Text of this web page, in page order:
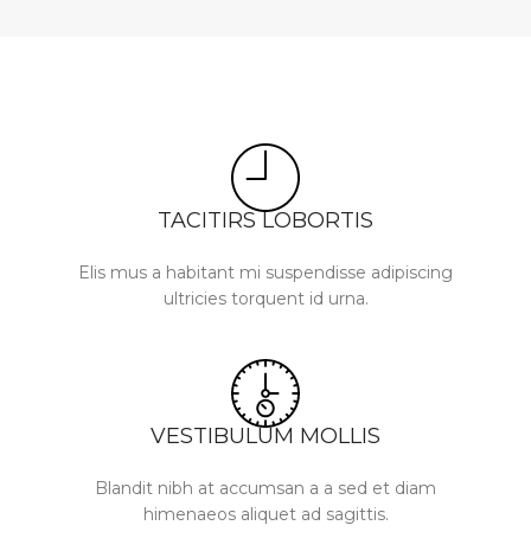
TACITIRS LOBORTIS
Elis mus a habitant mi suspendisse adipiscing
ultricies torquent id urna.
VESTIBULUM MOLLIS
Blandit nibh at accumsan a a sed et diam
himenaeos aliquet ad sagittis.